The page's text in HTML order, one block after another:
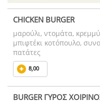
CHICKEN BURGER
μαρούλι, ντομάτα,
μπιφτέκι κοτόπουλο,
πατάτες
8,00
BURGER ΓΥΡΟΣ